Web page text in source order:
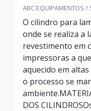
ABC EQUIPAMENTOS
O cilindro para
onde se realiza a
revestimento em
impressoras a
aquecido em
o processo se
DOS